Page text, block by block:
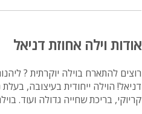
אודות וילה אחוזת דניאל
דניאל! הוילה ייחודית בעיצובה,
קריוקי, בריכת שחייה גדולה ועוד. בוילה יש 3 חדרי שינה והיא מתאימה לחופשות מהנות ואירועי